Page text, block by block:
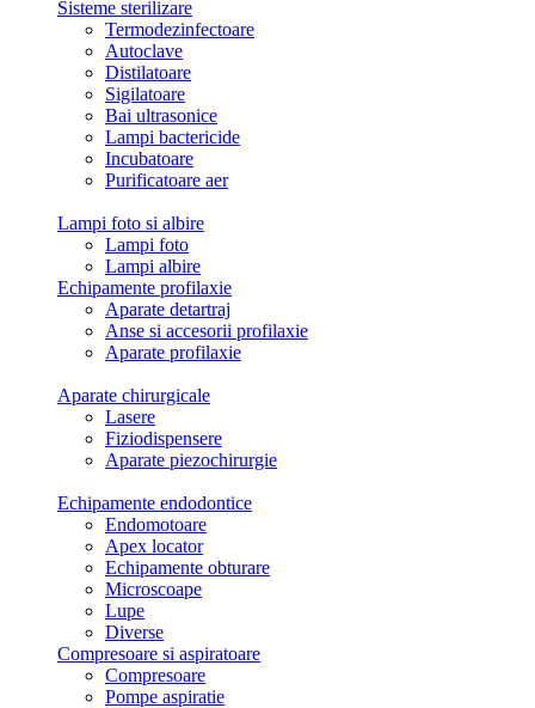
Sisteme sterilizare
Termodezinfectoare
Autoclave
Distilatoare
Sigilatoare
Bai ultrasonice
Lampi bactericide
Incubatoare
Purificatoare aer
Lampi foto si albire
Lampi foto
Lampi albire
Echipamente profilaxie
Aparate detartraj
Anse si accesorii profilaxie
Aparate profilaxie
Aparate chirurgicale
Lasere
Fiziodispensere
Aparate piezochirurgie
Echipamente endodontice
Endomotoare
Apex locator
Echipamente obturare
Microscoape
Lupe
Diverse
Compresoare si aspiratoare
Compresoare
Pompe aspiratie